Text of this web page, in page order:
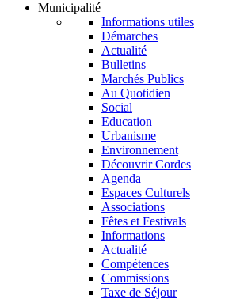
Municipalité
Informations utiles
Démarches
Actualité
Bulletins
Marchés Publics
Au Quotidien
Social
Education
Urbanisme
Environnement
Découvrir Cordes
Agenda
Espaces Culturels
Associations
Fêtes et Festivals
Informations
Actualité
Compétences
Commissions
Taxe de Séjour